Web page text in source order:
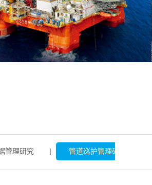
研究 管道巡护管理研究